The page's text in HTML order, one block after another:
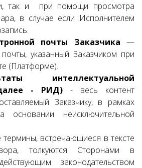
так и при помощи просмотра
в случае если Исполнителем
почты Заказчика —
указанный Заказчиком при
(Платформе).
интеллектуальной
- РИД) - весь контент
Заказчику, в рамках
основании неисключительной
термины, встречающиеся в тексте
толкуются Сторонами в
законодательством